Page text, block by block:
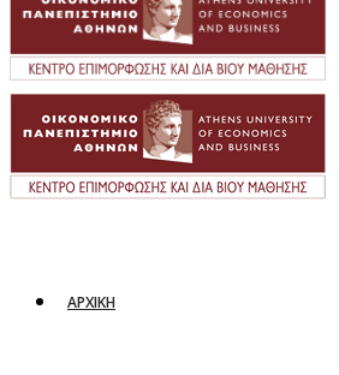
ΑΡΧΙΚΗ